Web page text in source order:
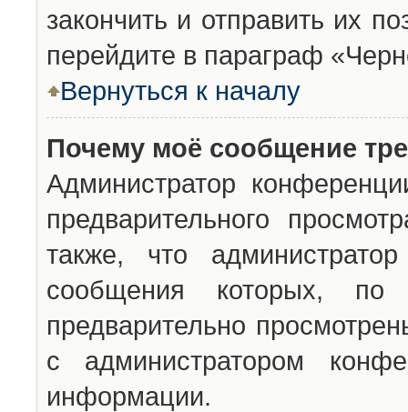
закончить и отправить их
перейдите в параграф
Вернуться к началу
Почему моё сообщение
Администратор
предварительного
также, что
сообщения которых,
предварительно
с администратором
информации.